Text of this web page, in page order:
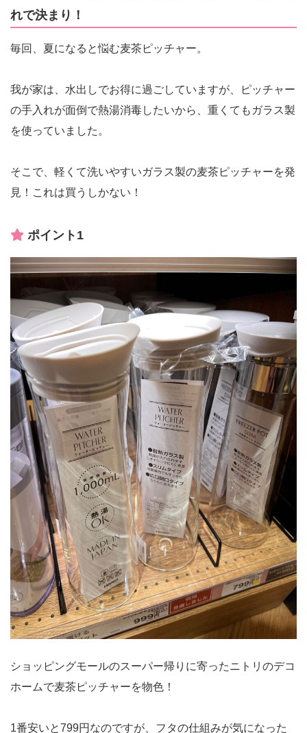
れで決まり！
毎回、夏になると悩む麦茶ピッチャー。
我が家は、水出しでお得に過ごしていますが、ピッチャー
の手入れが面倒で熱湯消毒したいから、重くてもガラス製
を使っていました。
そこで、軽くて洗いやすいガラス製の麦茶ピッチャーを発
見！これは買うしかない！
ポイント1
ショッピングモールのスーパー帰りに寄ったニトリのデコ
ホームで麦茶ピッチャーを物色！
1番安いと799円なのですが、フタの仕組みが気になった